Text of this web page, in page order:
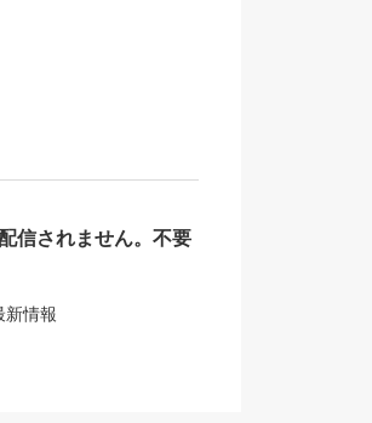
信されません。不要
新情報